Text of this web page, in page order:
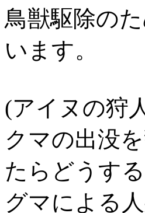
鳥獣駆除の
います。
(アイヌの狩
クマの出没
たらどうす
グマによる